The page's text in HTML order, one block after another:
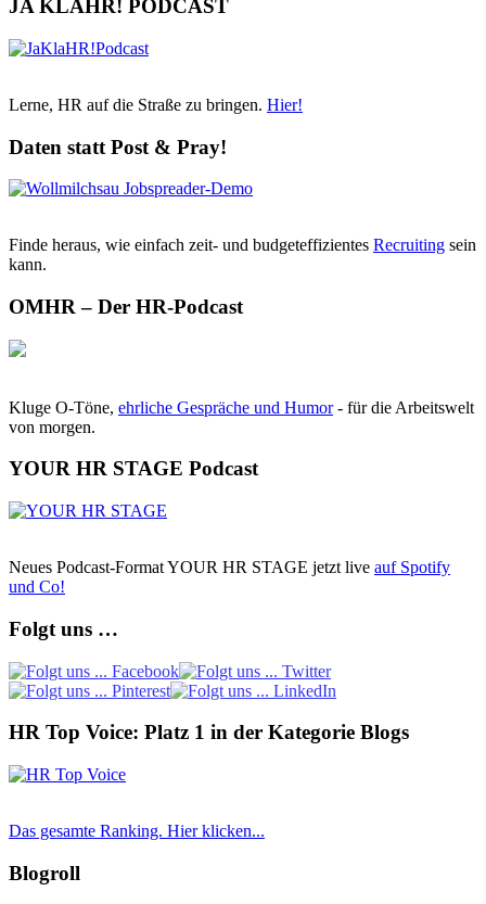
JA KLAHR! PODCAST
Lerne, HR auf die Straße zu bringen. Hier!
Daten statt Post & Pray!
Finde heraus, wie einfach zeit- und budgeteffizientes Recruiting sein
kann.
OMHR – Der HR-Podcast
Kluge O-Töne, ehrliche Gespräche und Humor- für die Arbeitswelt
von morgen.
YOUR HR STAGE Podcast
Neues Podcast-Format YOUR HR STAGE jetzt live auf Spotify
und Co!
Folgt uns …
HR Top Voice: Platz 1 in der Kategorie Blogs
Das gesamte Ranking. Hier klicken...
Blogroll